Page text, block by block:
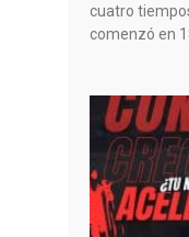
cuatro
comenzó en